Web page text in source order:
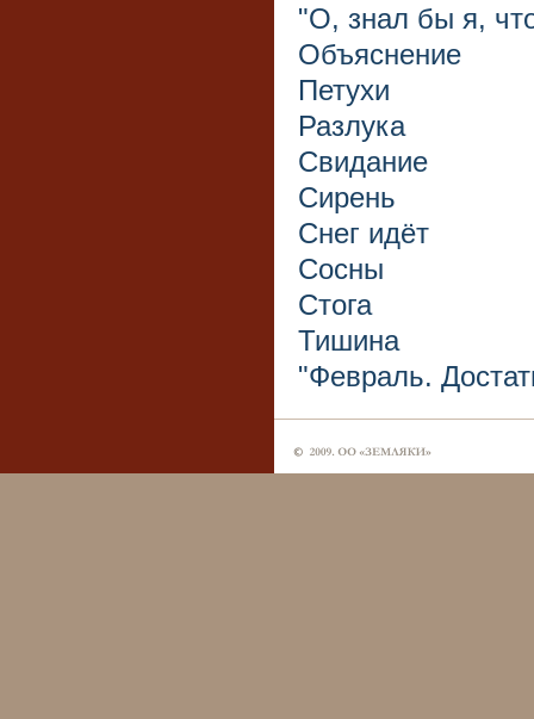
"О, знал бы я,
Объяснение
Петухи
Разлука
Свидание
Сирень
Снег идёт
Сосны
Стога
Тишина
"Февраль.